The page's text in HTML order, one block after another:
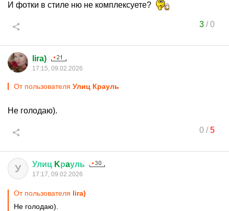
И фотки в стиле ню не комплексуете?
3/0
lira)
17:15, 09.02.2026
От пользователя Улиц Крауль
Не голодаю).
0/5
У Улиц Kрaуль
17:17, 09.02.2026
От пользователя lira)
Не голодаю).